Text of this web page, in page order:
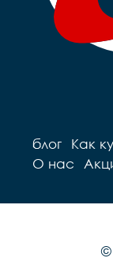
блог Как
О нас
©